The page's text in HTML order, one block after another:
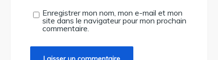
Enregistrer mon nom, mon e-mail et mon
site dans le navigateur pour mon prochain
commentaire.